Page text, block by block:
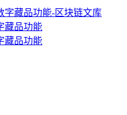
藏品功能
藏品功能